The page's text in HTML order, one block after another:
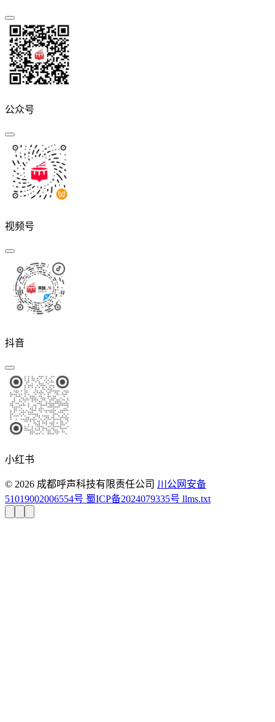
公众号
视频号
抖音
小红书
© 2026 成都呼声科技有限责任公司 川公网安备
51019002006554号 蜀ICP备2024079335号 llms.txt